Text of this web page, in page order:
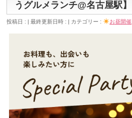
うグルメランチ@名古屋駅】
投稿日 : 最終更新日時 : カテゴリー : お昼開催,